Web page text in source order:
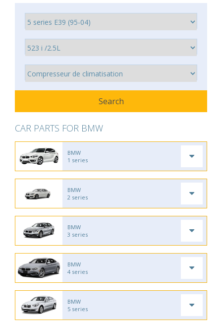
CAR PARTS FOR BMW
BMW
1 series
BMW
2 series
BMW
3 series
BMW
4 series
BMW
5 series